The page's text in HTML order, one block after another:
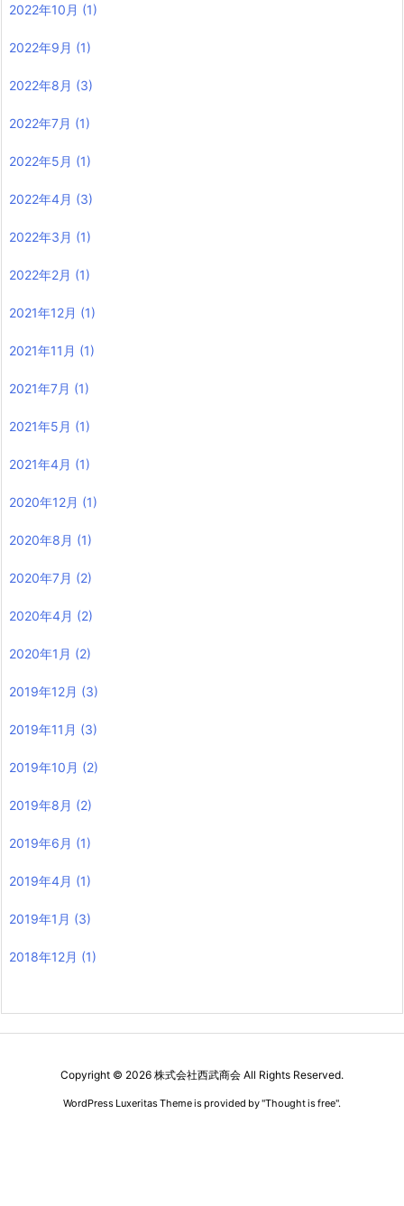
2022年10月 (1)
2022年9月 (1)
2022年8月 (3)
2022年7月 (1)
2022年5月 (1)
2022年4月 (3)
2022年3月 (1)
2022年2月 (1)
2021年12月 (1)
2021年11月 (1)
2021年7月 (1)
2021年5月 (1)
2021年4月 (1)
2020年12月 (1)
2020年8月 (1)
2020年7月 (2)
2020年4月 (2)
2020年1月 (2)
2019年12月 (3)
2019年11月 (3)
2019年10月 (2)
2019年8月 (2)
2019年6月 (1)
2019年4月 (1)
2019年1月 (3)
2018年12月 (1)
Copyright © 2026 株式会社西武商会 All Rights Reserved.
WordPress Luxeritas Theme is provided by "Thought is free".